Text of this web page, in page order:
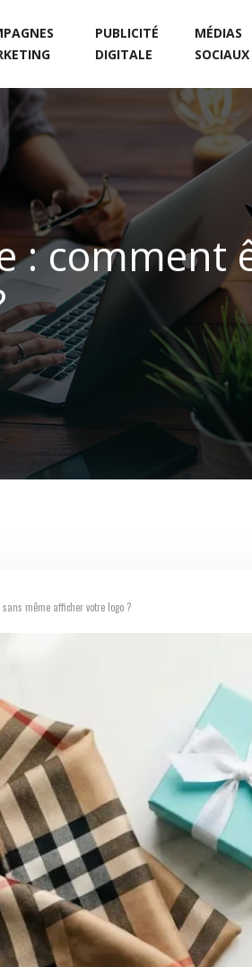
PUBLICITÉ
DIGITALE
MÉDIAS
SOCIAUX
: comment
même afficher votre logo ?